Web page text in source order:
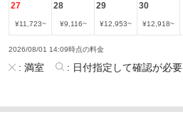
27
¥11,723~
28
¥9,116~
29
¥12,953~
30
¥12,918~
2026/08/01 14:09時点の料金
: 満室 : 日付指定して確認が必要